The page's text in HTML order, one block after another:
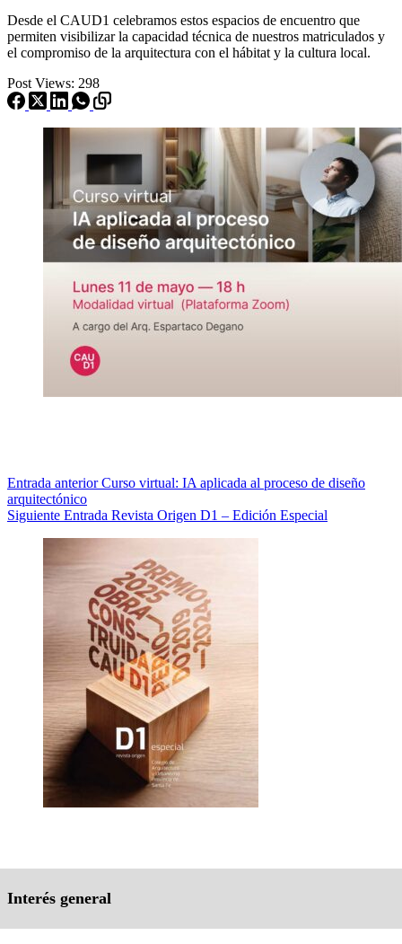
Desde el CAUD1 celebramos estos espacios de encuentro que
permiten visibilizar la capacidad técnica de nuestros matriculados y
el compromiso de la arquitectura con el hábitat y la cultura local.
Post Views: 298
Entrada anteriorCurso virtual: IA aplicada al proceso de diseño
arquitectónico
Siguiente Entrada Revista Origen D1 – Edición Especial
Interés general